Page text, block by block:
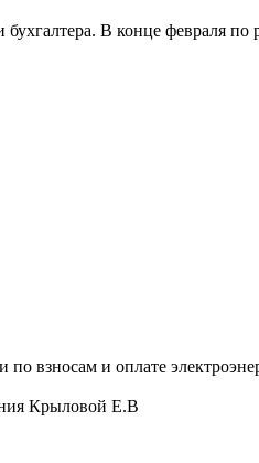
В конце февраля
взносам и оплате
Крыловой Е.В